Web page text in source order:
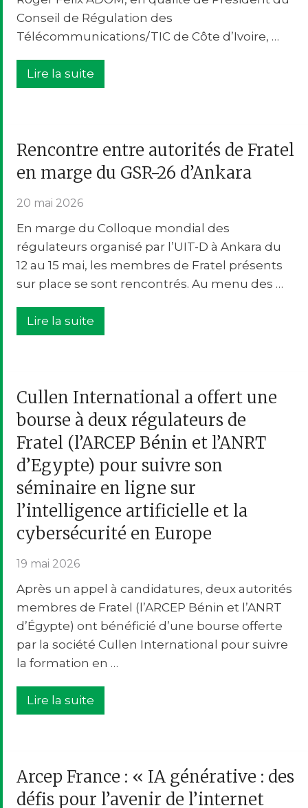
Conseil de Régulation des
Télécommunications/TIC de Côte d’Ivoire, …
Lire la suite
Rencontre entre autorités de Fratel
en marge du GSR-26 d’Ankara
20 mai 2026
En marge du Colloque mondial des
régulateurs organisé par l’UIT-D à Ankara du
12 au 15 mai, les membres de Fratel présents
sur place se sont rencontrés. Au menu des …
Lire la suite
Cullen International a offert une
bourse à deux régulateurs de
Fratel (l’ARCEP Bénin et l’ANRT
d’Egypte) pour suivre son
séminaire en ligne sur
l’intelligence artificielle et la
cybersécurité en Europe
19 mai 2026
Après un appel à candidatures, deux autorités
membres de Fratel (l’ARCEP Bénin et l’ANRT
d’Égypte) ont bénéficié d’une bourse offerte
par la société Cullen International pour suivre
la formation en …
Lire la suite
Arcep France : « IA générative : des
défis pour l’avenir de l’internet